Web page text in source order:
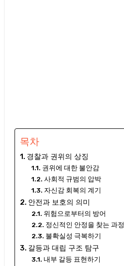
목차
경찰과 권위의 상징
권위에 대한 불안감
사회적 규범의 압박
자신감 회복의 계기
안전과 보호의 의미
위험으로부터의 방어
정신적인 안정을 찾는 과정
불확실성 극복하기
갈등과 대립 구조 탐구
내부 갈등 표현하기